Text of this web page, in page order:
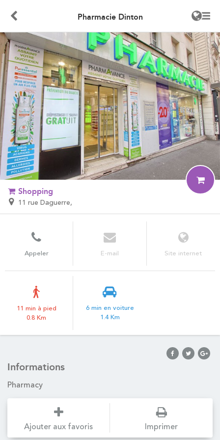
Pharmacie Dinton
Shopping
11 rue Daguerre,
Appeler E-mail Site internet
11 min à pied
0.8 Km
6 min en voiture
1.4 Km
Informations
Pharmacy
Ajouter aux favoris Imprimer